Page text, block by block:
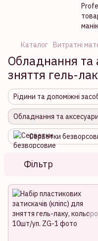
Каталог Витратні
Обладнання та
зняття гель-
Рідини та допоміжні
Обладнання та
Серветки
Фільтр